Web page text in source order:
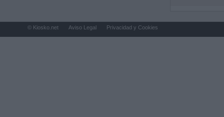
© Kiosko.net Aviso Legal Privacidad y Cookies